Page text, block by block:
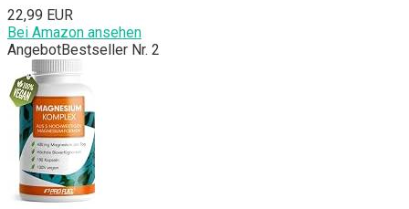
22,99 EUR
Bei Amazon ansehen
AngebotBestseller Nr. 2